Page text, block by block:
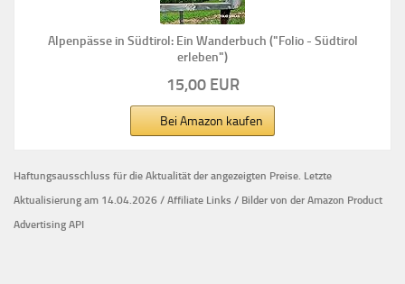
Alpenpässe in Südtirol: Ein Wanderbuch ("Folio - Südtirol
erleben")
15,00 EUR
Bei Amazon kaufen
Haftungsausschluss für die Aktualität der angezeigten Preise. Letzte
Aktualisierung am 14.04.2026 / Affiliate Links / Bilder von der Amazon Product
Advertising API